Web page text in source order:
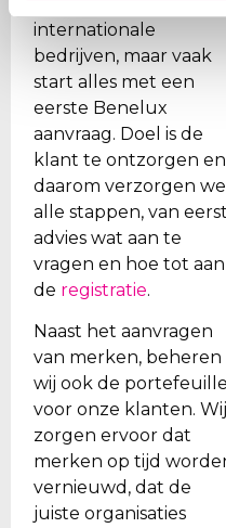
internationale
bedrijven, maar vaak
start alles met een
eerste Benelux
aanvraag. Doel is de
klant te ontzorgen en
daarom verzorgen we
alle stappen, van
advies wat aan te
vragen en hoe tot aan
de registratie.
Naast het aanvragen
van merken, beheren
wij ook de
voor onze klanten. Wij
zorgen ervoor dat
merken op tijd
vernieuwd, dat de
juiste organisaties